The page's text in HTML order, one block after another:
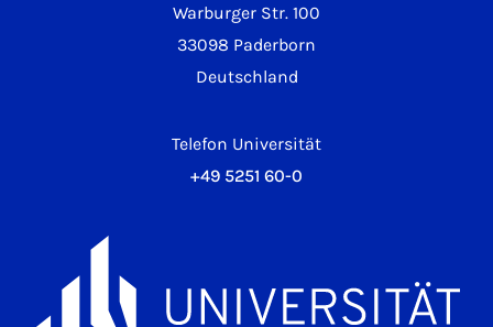
Warburger Str. 100
33098 Paderborn
Deutschland
Telefon Universität
+49 5251 60-0